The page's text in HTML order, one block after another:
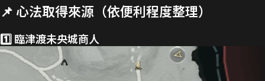
📌 心法取得來源（依便利程度整理）
1️⃣ 臨津渡未央城商人